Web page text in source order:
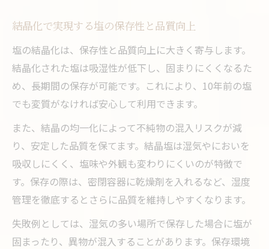
結晶化で実現する塩の保存性と品質向上
塩の結晶化は、保存性と品質向上に大きく寄与します。
結晶化された塩は吸湿性が低下し、固まりにくくなるた
め、長期間の保存が可能です。これにより、10年前の塩
でも変質がなければ安心して利用できます。
また、結晶の均一化によって不純物の混入リスクが減
り、安定した品質を保てます。結晶塩は湿気やにおいを
吸収しにくく、塩味や外観も変わりにくいのが特徴で
す。保存の際は、密閉容器に乾燥剤を入れるなど、湿度
管理を徹底するとさらに品質を維持しやすくなります。
失敗例としては、湿気の多い場所で保存した場合に塩が
固まったり、異物が混入することがあります。保存環境